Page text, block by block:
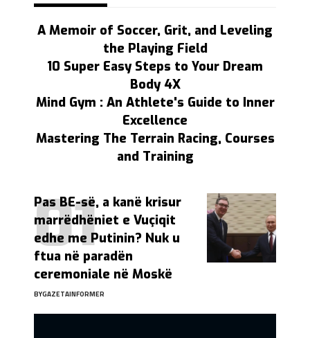
A Memoir of Soccer, Grit, and Leveling
the Playing Field
10 Super Easy Steps to Your Dream
Body 4X
Mind Gym : An Athlete's Guide to Inner
Excellence
Mastering The Terrain Racing, Courses
and Training
Pas BE-së, a kanë krisur
marrëdhëniet e Vuçiqit
edhe me Putinin? Nuk u
ftua në paradën
ceremoniale në Moskë
BYGAZETAINFORMER